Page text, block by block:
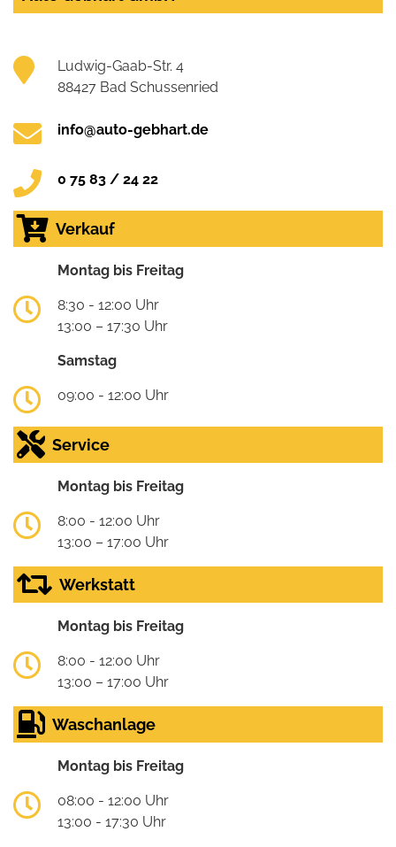
Ludwig-Gaab-Str. 4
88427 Bad Schussenried
info@auto-gebhart.de
0 75 83 / 24 22
Verkauf
Montag bis Freitag
8:30 - 12:00 Uhr
13:00 – 17:30 Uhr
Samstag
09:00 - 12:00 Uhr
Service
Montag bis Freitag
8:00 - 12:00 Uhr
13:00 – 17:00 Uhr
Werkstatt
Montag bis Freitag
8:00 - 12:00 Uhr
13:00 – 17:00 Uhr
Waschanlage
Montag bis Freitag
08:00 - 12:00 Uhr
13:00 - 17:30 Uhr